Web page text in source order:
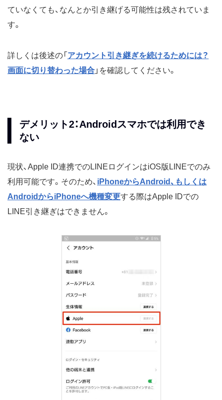
ていなくても、なんとか引き継げる可能性は残されていま
す。
詳しくは後述の「 アカウント引き継ぎを続けるためには？
画面に切り替わった場合 」を確認してください。
デメリット2：Androidスマホでは利用でき
ない
現状、Apple ID連携でのLINEログインはiOS版LINEでのみ
利用可能です。そのため、 iPhoneからAndroid、もしくは
AndroidからiPhoneへ機種変更する際はApple IDでの
LINE引き継ぎはできません。